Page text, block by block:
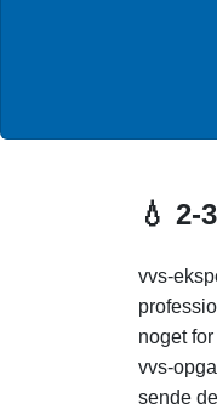
💧
vvs-
noget
vvs-
sende